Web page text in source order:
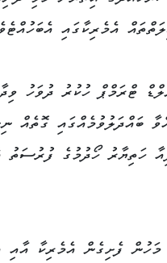
އެމެރިކާގައި
ޓްރަމްޕް ހުކުރު ދުވަހު
ބައްދަލުވުމެއްގައި ގޮތެއް
ހަތިޔާރު ހޯދުމުގެ ފުރުސަތު
ފެށިގެން އެމެރިކާ